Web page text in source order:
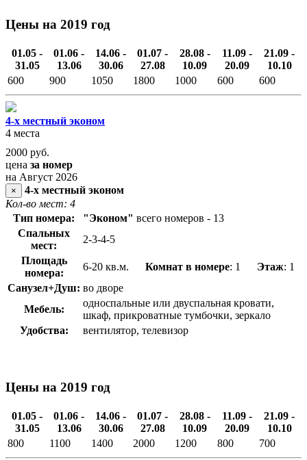
Цены на 2019 год
01.05 -
31.05
01.06 -
13.06
14.06 -
30.06
01.07 -
27.08
28.08 -
10.09
11.09 -
20.09
21.09 -
10.10
600
900 1050 1800 1000 600 600
4-х местный эконом
4 места
2000 руб.
цена за номер
на Август 2026
×
4-х местный эконом
Кол-во мест: 4
Тип номера:
"Эконом" всего номеров - 13
Спальных
мест:
2-3-4-5
Площадь
номера:
6-20 кв.м. Комнат в номере: 1 Этаж: 1
Санузел+Душ: во дворе
Мебель:
односпальные или двуспальная кровати,
шкаф, прикроватные тумбочки, зеркало
Удобства:
вентилятор, телевизор
Цены на 2019 год
01.05 -
31.05
01.06 -
13.06
14.06 -
30.06
01.07 -
27.08
28.08 -
10.09
11.09 -
20.09
21.09 -
10.10
800
1100 1400 2000 1200 800 700